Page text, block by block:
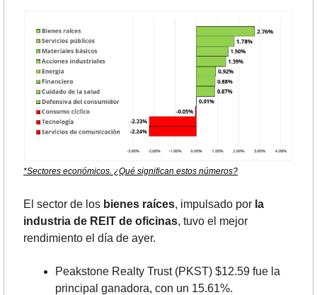
*Sectores económicos. ¿Qué significan estos números?
El sector de los bienes raíces, impulsado por la
industria de REIT de oficinas, tuvo el mejor
rendimiento el día de ayer.
Peakstone Realty Trust (PKST) $12.59 fue la
principal ganadora, con un 15.61%.